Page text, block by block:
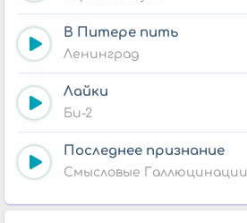
В Питере пить
Ленинград
Лайки
Би-2
Последнее признание
Смысловые Галлюцинации